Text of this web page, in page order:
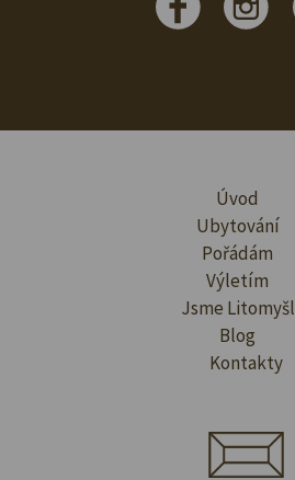
Úvod
Ubytování
Pořádám
Výletím
Jsme Litomyšl
Blog
Kontakty